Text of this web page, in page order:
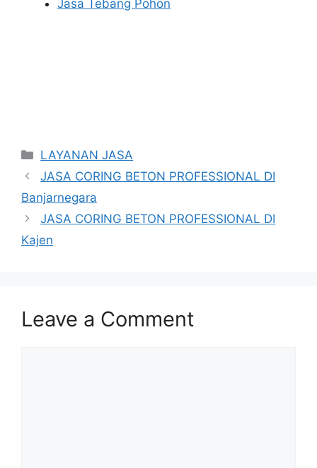
Jasa Tebang Pohon
Categories
LAYANAN JASA
JASA CORING BETON PROFESSIONAL DI
Banjarnegara
JASA CORING BETON PROFESSIONAL DI
Kajen
Leave a Comment